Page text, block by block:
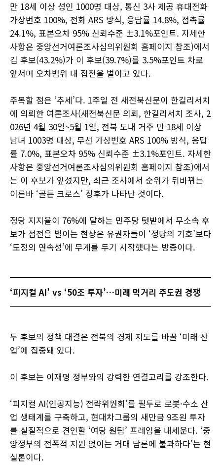
만 18세 이상 성인 1000명 대상, 통신 3사 제공 휴대전화
가상번호 100%, 전화 ARS 방식, 응답률 14.8%, 접촉률
24.1%, 표본오차 95% 신뢰수준 ±3.1%포인트. 자세한
사항은 중앙선거여론조사심의위원회 홈페이지 참조)에서
김 후보(43.2%)가 이 후보(39.7%)를 3.5%포인트 차로
앞서며 오차범위 내 접전을 벌이고 있다.
주목할 점은 ‘추세’다. 1주일 전 새전북신문이 한길리서치
에 의뢰한 여론조사(새전북신문 의뢰, 한길리서치 조사, 2
026년 4월 30일~5월 1일, 전북 도내 거주 만 18세 이상
남녀 1003명 대상, 무선 가상번호 ARS 100% 방식, 응답
률 7.0%, 표본오차 95% 신뢰수준 ±3.1%포인트. 자세한
사항은 중앙선거여론조사심의위원회 홈페이지 참조)에서
는 이 후보가 앞섰지만, 최근 조사에서 순위가 뒤바뀌는
이른바 ‘골든 크로스’ 징후가 나타난 것이다.
정당 지지율이 76%에 달하는 민주당 텃밭에서 무소속 후
보가 접전을 벌이는 현상은 유권자들이 ‘정당의 기호’보다
‘도정의 연속성’에 무게를 두기 시작했다는 방증이다.
‘피지컬 AI’ vs ‘50조 투자’…미래 먹거리 주도권 경쟁
두 후보의 정책 대결은 전북의 경제 지도를 바꿀 ‘미래 산
업’에 집중돼 있다.
이 후보는 이재명 정부와의 강력한 연결고리를 강조한다.
‘피지컬 AI(인공지능) 전략위원회’를 필두로 로봇·수소 산
업 생태계를 구축하고, 현대차그룹의 새만금 9조원 투자
를 실질적으로 견인할 ‘여당 원팀’ 프레임을 내세운다. ‘중
앙정부의 전폭적 지원 없이는 거대 담론에 불과하다’는 현
실론이다.